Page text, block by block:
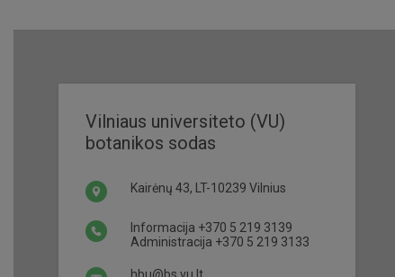
Vilniaus universiteto (VU)
botanikos sodas
Kairėnų 43, LT-10239 Vilnius
Informacija +370 5 219 3139
Administracija +370 5 219 3133